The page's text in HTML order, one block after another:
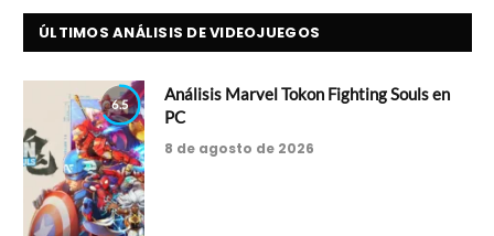
ÚLTIMOS ANÁLISIS DE VIDEOJUEGOS
6.5
Análisis Marvel Tokon Fighting Souls en
PC
8 de agosto de 2026